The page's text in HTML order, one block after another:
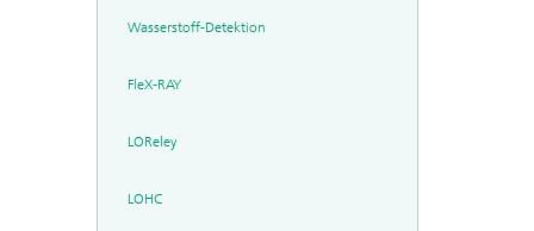
Wasserstoff-Detektion
FleX-RAY
LOReley
LOHC